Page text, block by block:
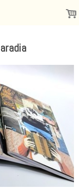
.